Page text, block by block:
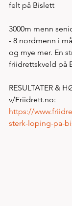
felt på Bislett
3000m menn
- 8 nordmenn i
og mye mer. En
friidrettskveld på
RESULTATER &
v/Friidrett.no:
https://
sterk-loping-pa-